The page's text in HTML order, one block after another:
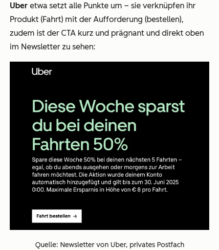
Uber etwa setzt alle Punkte um – sie verknüpfen ihr
Produkt (Fahrt) mit der Aufforderung (bestellen),
zudem ist der CTA kurz und prägnant und direkt oben
im Newsletter zu sehen:
Quelle: Newsletter von Uber, privates Postfach